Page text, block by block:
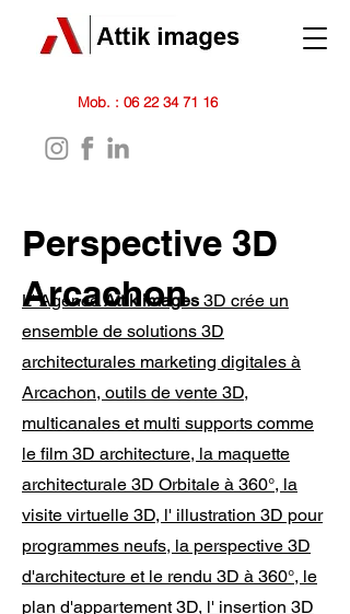
Mob. : 06 22 34 71 16
L' AgenceAttik images 3D crée un
ensemble de solutions 3D
architecturales marketing digitales à
Arcachon, outils de vente 3D,
multicanales et multi supports comme
le film 3D architecture, la maquette
architecturale 3D Orbitale à 360°, la
visite virtuelle 3D, l' illustration 3D pour
programmes neufs, la perspective 3D
d'architecture et le rendu 3D à 360°, le
plan d'appartement 3D, l' insertion 3D
Perspective 3D
Arcachon